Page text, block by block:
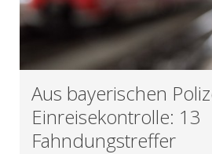
Aus bayerischen
Einreisekontrolle: 13
Fahndungstreffer